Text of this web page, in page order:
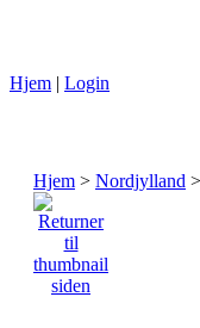
Hjem | Login
Hjem > Nordjylland >